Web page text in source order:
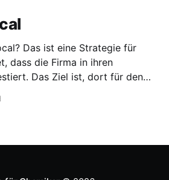
für
dass die Firma in ihren
Das Ziel ist, dort für den
ist von Toyota bekannt,